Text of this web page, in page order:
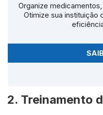
Organize
Otimize sua instituição
2. Treinamento